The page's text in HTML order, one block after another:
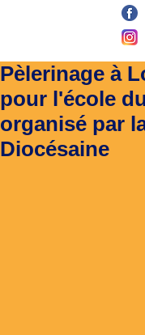
Pèlerinage à
pour l'école
organisé par
Diocésaine